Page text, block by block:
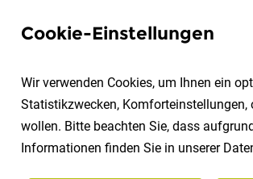
Cookie-Einstellungen
Wir verwenden Cookies, um Ihnen ein
Statistikzwecken, Komforteinstellungen,
wollen. Bitte beachten Sie, dass
Informationen finden Sie in unserer